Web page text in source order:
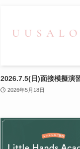
2026.7.5(日)面接模擬演
2026年5月18日